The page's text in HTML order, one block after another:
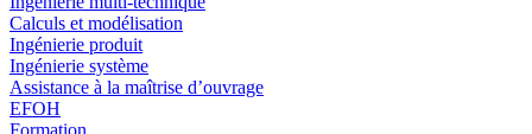
Calculs et modélisation
Ingénierie produit
Ingénierie système
Assistance à la maîtrise d’ouvrage
EFOH